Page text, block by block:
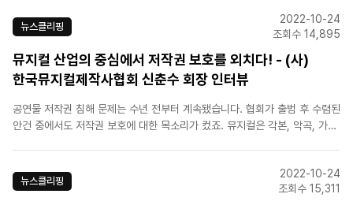
뉴스클리핑
2022-10-24
조회수 14,895
뮤지컬 산업의 중심에서 저작권 보호를 외치다! - (사)
한국뮤지컬제작사협회 신춘수 회장 인터뷰
공연물 저작권 침해 문제는 수년 전부터 계속됐습니다. 협회가 출범 후 수렴된
안건 중에서도 저작권 보호에 대한 목소리가 컸죠. 뮤지컬은 각본, 악곡, 가사,
요. 그러나 현재까지 뮤지컬 시장 내 보호 체계 및 관..
뉴스클리핑
2022-10-24
조회수 15,311